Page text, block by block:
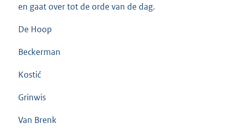
en gaat over tot de orde van de dag.
De Hoop
Beckerman
Kostić
Grinwis
Van Brenk